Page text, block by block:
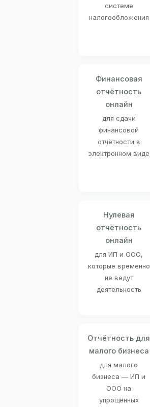
системе
налогообложения
Финансовая
отчётность
онлайн
для сдачи
финансовой
отчётности в
электронном виде
Нулевая
отчётность
онлайн
для ИП и ООО,
которые временно
не ведут
деятельность
Отчётность для
малого бизнеса
для малого
бизнеса — ИП и
ООО на
упрощённых